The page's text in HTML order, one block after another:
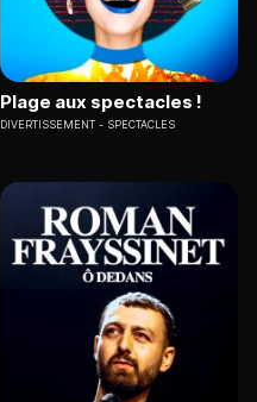
Plage aux spectacles !
DIVERTISSEMENT SPECTACLES